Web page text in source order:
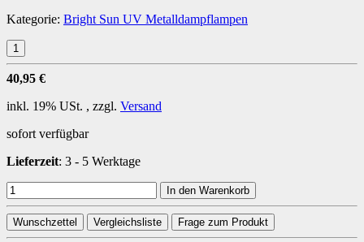
Kategorie: Bright Sun UV Metalldampflampen
40,95 €
inkl. 19% USt. , zzgl. Versand
sofort verfügbar
Lieferzeit: 3 - 5 Werktage
In den Warenkorb
Wunschzettel Vergleichsliste Frage zum Produkt